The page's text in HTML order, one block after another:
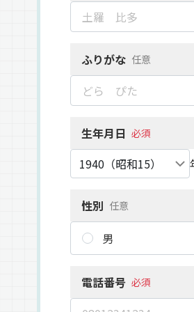
ふりがな 任意
生年月日 必須
性別 任意
男
電話番号 必須